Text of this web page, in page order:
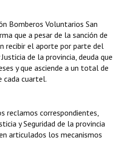
Bomberos Voluntarios San
que a pesar de la sanción de
recibir el aporte por parte del
de la provincia, deuda que
y que asciende a un total de
cada cuartel.
reclamos correspondientes,
y Seguridad de la provincia
articulados los mecanismos